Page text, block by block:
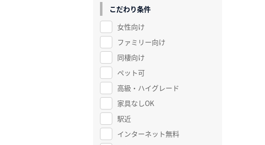
こだわり条件
女性向け
ファミリー向け
同棲向け
ペット可
高級・ハイグレード
家具なしOK
駅近
インターネット無料